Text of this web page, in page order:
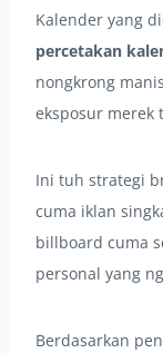
Kalender yang
percetakan
nongkrong
eksposur merek
Ini tuh strategi
cuma iklan
billboard cuma
personal yang
Berdasarkan